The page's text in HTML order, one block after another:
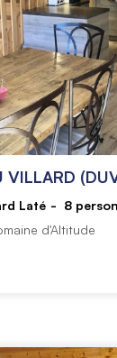
VILLARD
Laté 8
d'Altitude